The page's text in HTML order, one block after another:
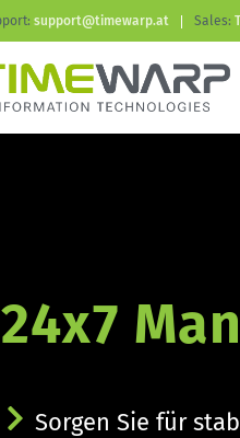
support@timewarp.at Sales:
24x7
Sorgen Sie für